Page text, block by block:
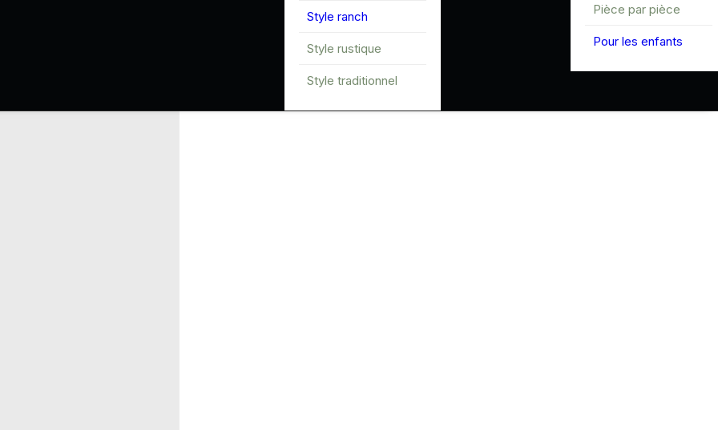
Style ranch
Style rustique
Style traditionnel
Pièce par pièce
Pour les enfants